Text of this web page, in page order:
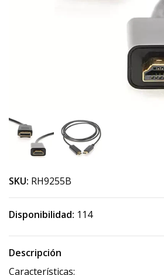
SKU: RH9255B
Disponibilidad: 114
Descripción
Características: